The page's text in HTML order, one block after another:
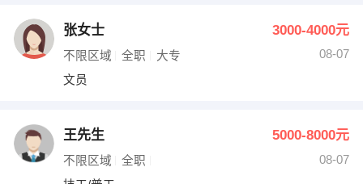
张女士 3000-4000元
不限区域 全职 大专
08-07
文员
王先生 5000-8000元
不限区域 全职
08-07